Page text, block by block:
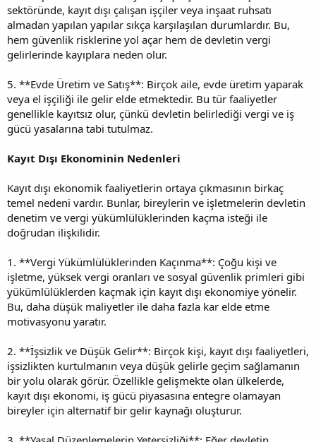
sektöründe, kayıt dışı çalışan işçiler veya inşaat ruhsatı
almadan yapılan yapılar sıkça karşılaşılan durumlardır. Bu,
hem güvenlik risklerine yol açar hem de devletin vergi
gelirlerinde kayıplara neden olur.
5. **Evde Üretim ve Satış**: Birçok aile, evde üretim yaparak
veya el işçiliği ile gelir elde etmektedir. Bu tür faaliyetler
genellikle kayıtsız olur, çünkü devletin belirlediği vergi ve iş
gücü yasalarına tabi tutulmaz.
Kayıt Dışı Ekonominin Nedenleri
Kayıt dışı ekonomik faaliyetlerin ortaya çıkmasının birkaç
temel nedeni vardır. Bunlar, bireylerin ve işletmelerin devletin
denetim ve vergi yükümlülüklerinden kaçma isteği ile
doğrudan ilişkilidir.
1. **Vergi Yükümlülüklerinden Kaçınma**: Çoğu kişi ve
işletme, yüksek vergi oranları ve sosyal güvenlik primleri gibi
yükümlülüklerden kaçmak için kayıt dışı ekonomiye yönelir.
Bu, daha düşük maliyetler ile daha fazla kar elde etme
motivasyonu yaratır.
2. **İşsizlik ve Düşük Gelir**: Birçok kişi, kayıt dışı faaliyetleri,
işsizlikten kurtulmanın veya düşük gelirle geçim sağlamanın
bir yolu olarak görür. Özellikle gelişmekte olan ülkelerde,
kayıt dışı ekonomi, iş gücü piyasasına entegre olamayan
bireyler için alternatif bir gelir kaynağı oluşturur.